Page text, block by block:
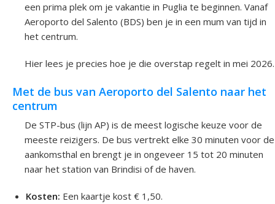
een prima plek om je vakantie in Puglia te beginnen. Vanaf
Aeroporto del Salento (BDS) ben je in een mum van tijd in
het centrum.
Hier lees je precies hoe je die overstap regelt in mei 2026.
Met de bus van Aeroporto del Salento naar het
centrum
De STP-bus (lijn AP) is de meest logische keuze voor de
meeste reizigers. De bus vertrekt elke 30 minuten voor de
aankomsthal en brengt je in ongeveer 15 tot 20 minuten
naar het station van Brindisi of de haven.
Kosten: Een kaartje kost € 1,50.